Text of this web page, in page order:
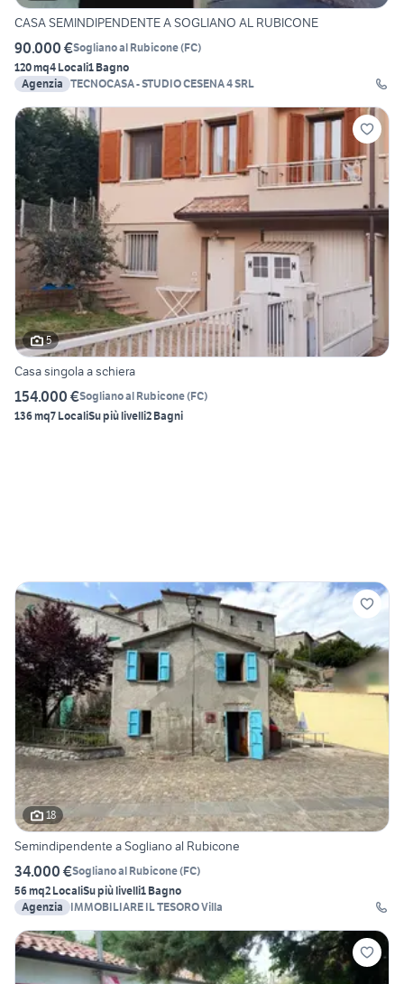
CASA SEMINDIPENDENTE A SOGLIANO AL RUBICONE
90.000 €Sogliano al Rubicone(FC)
120 mq4 Locali1 Bagno
Agenzia TECNOCASA - STUDIO CESENA 4 SRL
5
Casa singola a schiera
154.000 €Sogliano al Rubicone(FC)
136 mq7 LocaliSu più livelli2 Bagni
18
Semindipendente a Sogliano al Rubicone
34.000 €Sogliano al Rubicone(FC)
56 mq2 LocaliSu più livelli1 Bagno
Agenzia
IMMOBILIARE IL TESORO Villa